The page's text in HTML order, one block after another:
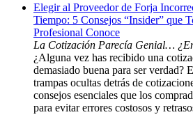
Elegir al Proveedor de Forja
Tiempo: 5 Consejos “Insider” que
Profesional Conoce
La Cotización Parecía Genial…
¿Alguna vez has recibido una
demasiado buena para ser verdad?
trampas ocultas detrás de
consejos esenciales que los
para evitar errores costosos y